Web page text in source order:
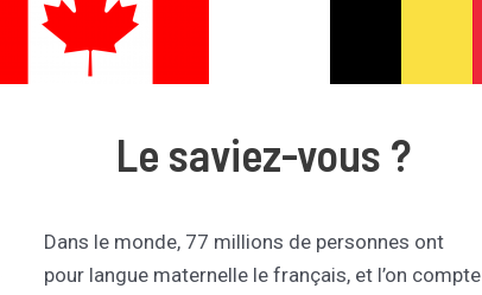
Le saviez-vous ?
Dans le monde, 77 millions de personnes ont
pour langue maternelle le français, et l’on compte